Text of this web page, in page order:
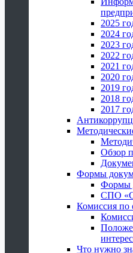
2025
2024
2023
2022
2021
2020
2019
2018
2017
Обзор
Формы
Формы
СПО
Комиссия по
Что нужно